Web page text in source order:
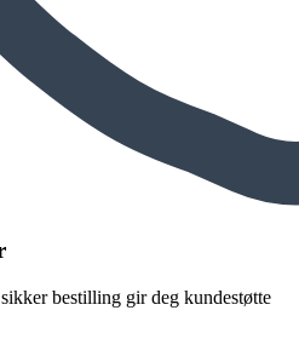
bestilling gir deg kundestøtte